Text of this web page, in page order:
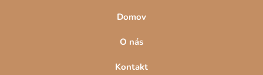
Domov
O nás
Kontakt